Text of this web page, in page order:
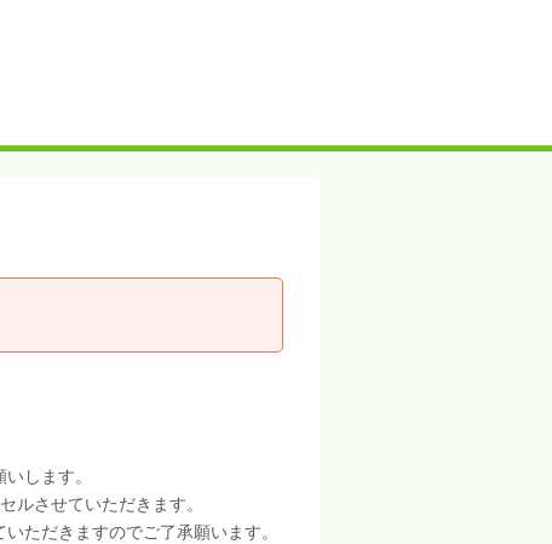
します。
ルさせていただきます。
ただきますのでご了承願います。